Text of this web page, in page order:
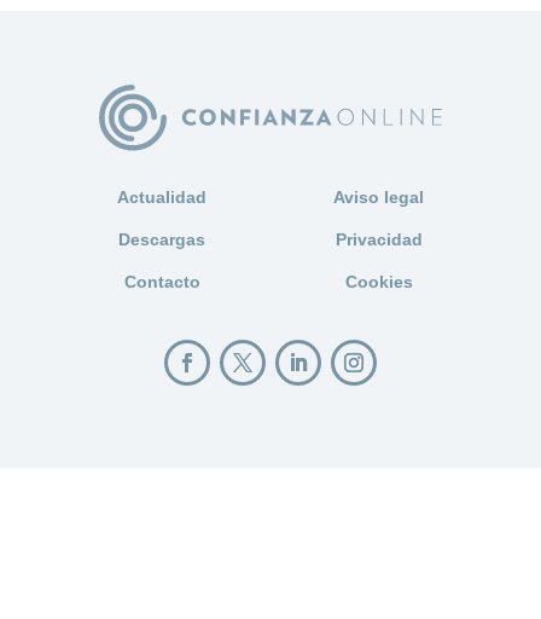
Actualidad
Descargas
Contacto
Aviso legal
Privacidad
Cookies